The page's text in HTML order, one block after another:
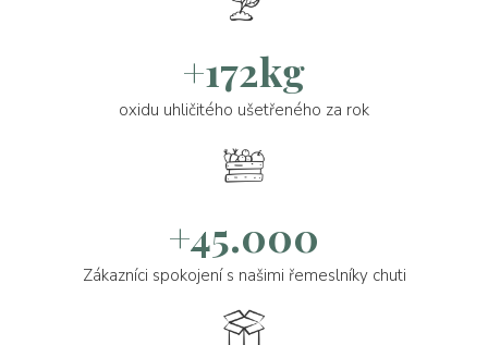
+172kg
oxidu uhličitého ušetřeného za rok
+45.000
Zákazníci spokojení s našimi řemeslníky chuti